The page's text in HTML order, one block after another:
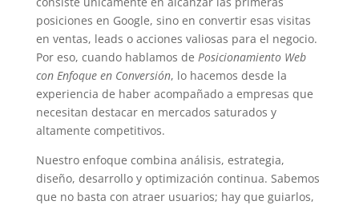
posiciones en Google, sino en convertir esas visitas
en ventas, leads o acciones valiosas para el negocio.
Por eso, cuando hablamos de Posicionamiento Web
con Enfoque en Conversión, lo hacemos desde la
experiencia de haber acompañado a empresas que
necesitan destacar en mercados saturados y
altamente competitivos.
Nuestro enfoque combina análisis, estrategia,
diseño, desarrollo y optimización continua. Sabemos
que no basta con atraer usuarios; hay que guiarlos,